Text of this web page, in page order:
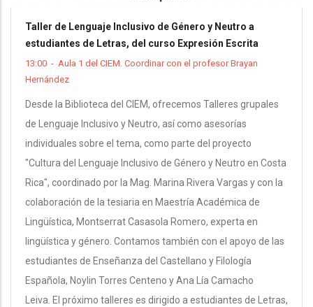
Taller de Lenguaje Inclusivo de Género y Neutro a
estudiantes de Letras, del curso Expresión Escrita
13:00 - Aula 1 del CIEM. Coordinar con el profesor Brayan
Hernández
Desde la Biblioteca del CIEM, ofrecemos Talleres grupales
de Lenguaje Inclusivo y Neutro, así como asesorías
individuales sobre el tema, como parte del proyecto
"Cultura del Lenguaje Inclusivo de Género y Neutro en Costa
Rica", coordinado por la Mag. Marina Rivera Vargas y con la
colaboración de la tesiaria en Maestría Académica de
Lingüística, Montserrat Casasola Romero, experta en
lingüística y género. Contamos también con el apoyo de las
estudiantes de Enseñanza del Castellano y Filología
Española, Noylin Torres Centeno y Ana Lía Camacho
Leiva. El próximo talleres es dirigido a estudiantes de Letras,